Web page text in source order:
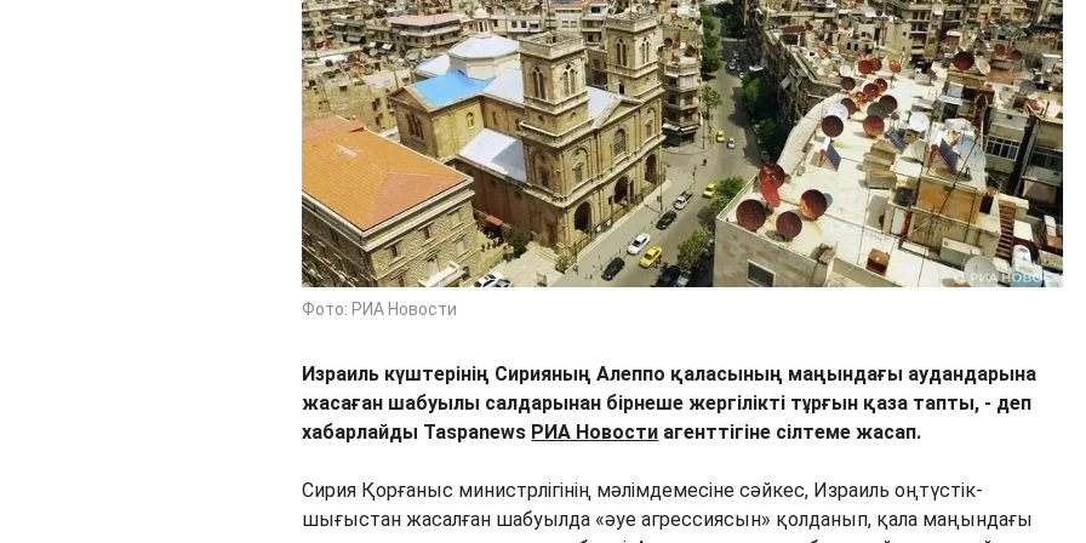
Фото: РИА Новости
Израиль күштерінің Сирияның Алеппо қаласының маңындағы аудандарына
жасаған шабуылы салдарынан бірнеше жергілікті тұрғын қаза тапты, - деп
хабарлайды Taspanews РИА Новости агенттігіне сілтеме жасап.
Сирия Қорғаныс министрлігінің мәлімдемесіне сәйкес, Израиль оңтүстік-
шығыстан жасалған шабуылда «әуе агрессиясын» қолданып, қала маңындағы